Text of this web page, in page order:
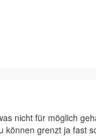
nicht für möglich
grenzt ja fast